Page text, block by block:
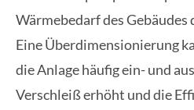
Wärmebedarf des
Eine Überdimensionierung
die Anlage häufig ein- und
Verschleiß erhöht und die